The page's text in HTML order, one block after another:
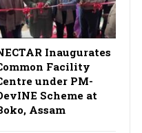
Inaugurates
Facility
under PM-
Scheme at
Assam